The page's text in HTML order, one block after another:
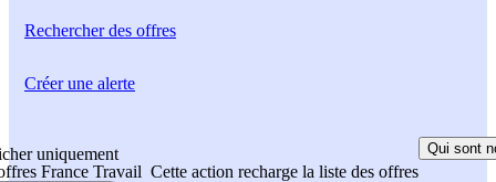
Rechercherdes offres
uniquement
France Travail Cette action recharge la liste des offres
Qui sont
Créer une alerte